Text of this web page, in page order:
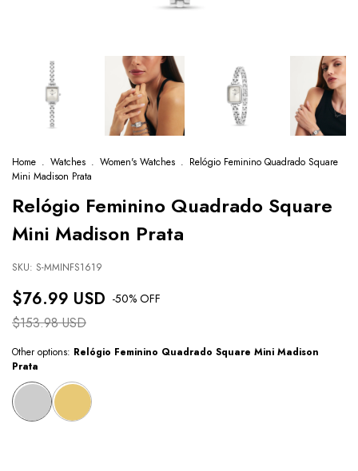
Home . Watches . Women's Watches . Relógio Feminino Quadrado Square
Mini Madison Prata
Relógio Feminino Quadrado Square
Mini Madison Prata
SKU: S-MMINFS1619
$76.99 USD -50% OFF
$153.98 USD
Other options: Relógio Feminino Quadrado Square Mini Madison
Prata